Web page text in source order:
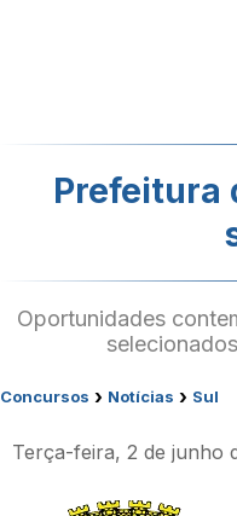
Prefeitura
Oportunidades
Concursos › Notícias › Sul
Terça-feira, 2 de junho